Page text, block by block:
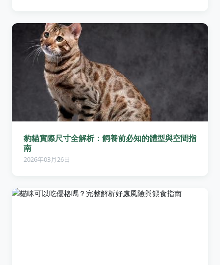
豹貓實際尺寸全解析：飼養前必知的體型與空間指
南
2026年03月26日